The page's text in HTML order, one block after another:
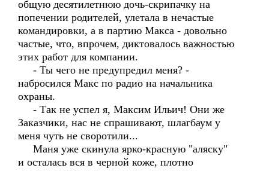
общую десятилетнюю дочь-скрипачку на
попечении родителей, улетала в нечастые
командировки, а в партию Макса - довольно
частые, что, впрочем, диктовалось важностью
этих работ для компании.
- Ты чего не предупредил меня? -
набросился Макс по радио на начальника
охраны.
- Так не успел я, Максим Ильич! Они же
Заказчики, нас не спрашивают, шлагбаум у
меня чуть не своротили...
Маня уже скинула ярко-красную "аляску"
и осталась вся в черной коже, плотно